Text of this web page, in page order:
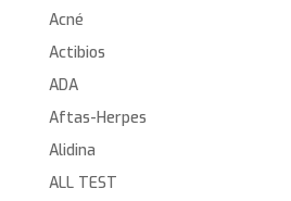
Acné
Actibios
ADA
Aftas-Herpes
Alidina
ALL TEST